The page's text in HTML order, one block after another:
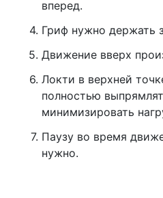
вперед.
Гриф нужно держать
Движение вверх
Локти в верхней
полностью
минимизировать
Паузу во время
нужно.